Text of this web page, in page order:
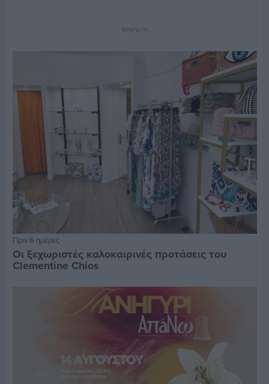
Διαφήμιση
Πριν 6 ημέρες
Οι ξεχωριστές καλοκαιρινές προτάσεις του
Clementine Chios